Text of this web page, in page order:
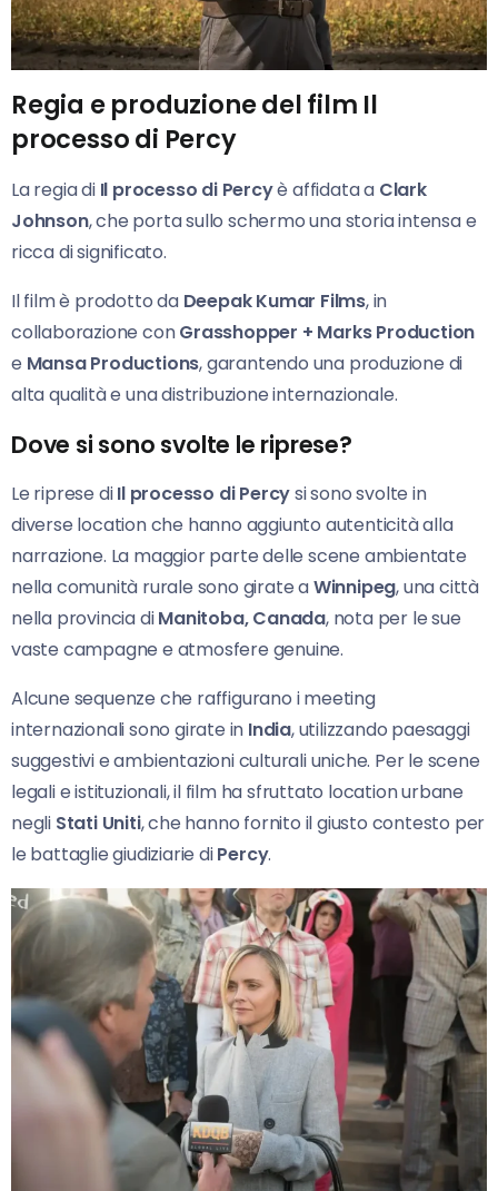
Regia e produzione del film Il
processo di Percy
La regia di Il processo di Percyè affidata a Clark
Johnson, che porta sullo schermo una storia intensa e
ricca di significato.
Il film è prodotto da Deepak Kumar Films, in
collaborazione conGrasshopper + Marks Production
e Mansa Productions, garantendo una produzione di
alta qualità e una distribuzione internazionale.
Dove si sono svolte le riprese?
Le riprese diIl processo di Percysi sono svolte in
diverse location che hanno aggiunto autenticità alla
narrazione. La maggior parte delle scene ambientate
nella comunità rurale sono girate aWinnipeg, una città
nella provincia diManitoba, Canada, nota per le sue
vaste campagne e atmosfere genuine.
Alcune sequenze che raffigurano i meeting
internazionali sono girate in India, utilizzando paesaggi
suggestivi e ambientazioni culturali uniche. Per le scene
legali e istituzionali, il film ha sfruttato location urbane
negli Stati Uniti, che hanno fornito il giusto contesto per
le battaglie giudiziarie diPercy.